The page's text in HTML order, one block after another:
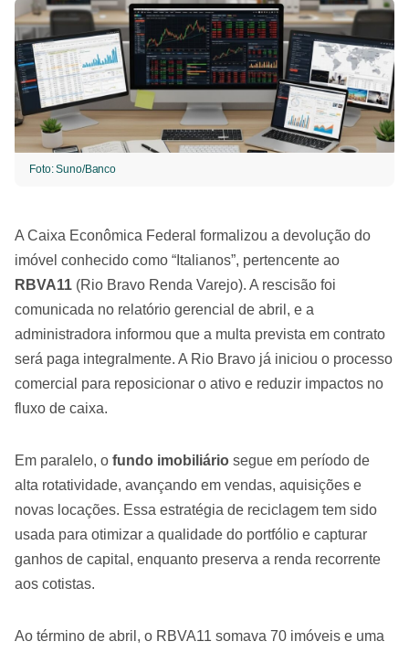
Foto: Suno/Banco
A Caixa Econômica Federal formalizou a devolução do
imóvel conhecido como “Italianos”, pertencente ao
RBVA11 (Rio Bravo Renda Varejo). A rescisão foi
comunicada no relatório gerencial de abril, e a
administradora informou que a multa prevista em contrato
será paga integralmente. A Rio Bravo já iniciou o processo
comercial para reposicionar o ativo e reduzir impactos no
fluxo de caixa.
Em paralelo, o fundo imobiliário segue em período de
alta rotatividade, avançando em vendas, aquisições e
novas locações. Essa estratégia de reciclagem tem sido
usada para otimizar a qualidade do portfólio e capturar
ganhos de capital, enquanto preserva a renda recorrente
aos cotistas.
Ao término de abril, o RBVA11 somava 70 imóveis e uma